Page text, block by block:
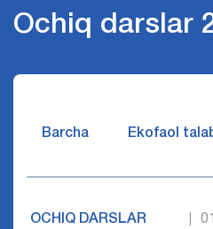
Ochiq darslar
Barcha Ekofaol
OCHIQ DARSLAR